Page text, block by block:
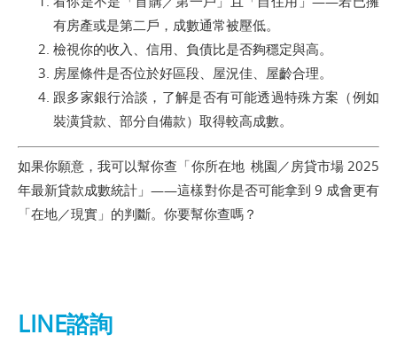
有房產或是第二戶，成數通常被壓低。
檢視你的收入、信用、負債比是否夠穩定與高。
房屋條件是否位於好區段、屋況佳、屋齡合理。
跟多家銀行洽談，了解是否有可能透過特殊方案（例如
裝潢貸款、部分自備款）取得較高成數。
如果你願意，我可以幫你查「你所在地 桃園／房貸市場 2025
年最新貸款成數統計」——這樣對你是否可能拿到 9 成會更有
「在地／現實」的判斷。你要幫你查嗎？
LINE諮詢